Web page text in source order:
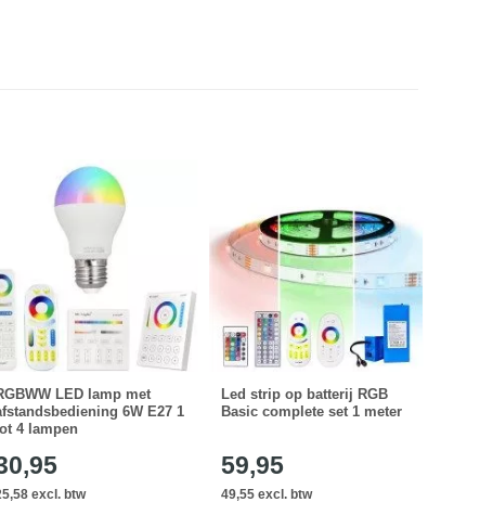
LED lamp met
6W E27 1
4 lampen
excl. btw
Led strip op batterij RGB
Basic complete set 1 meter
59,95
49,55 excl. btw